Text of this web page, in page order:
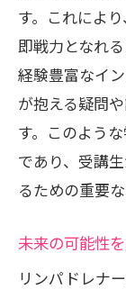
す。これによ
即戦力となれ
経験豊富なイ
が抱える疑問
す。このよう
であり、受講
るための重要
未来の可能性
リンパドレナ